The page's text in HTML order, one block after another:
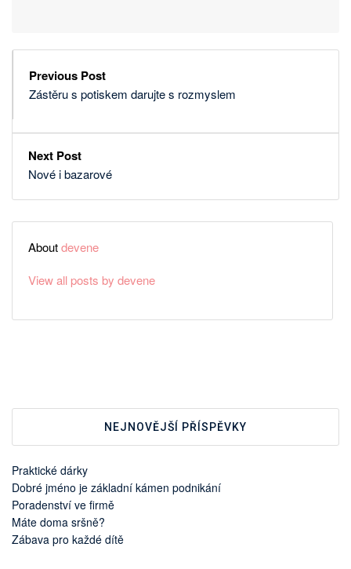
Previous Post
Zástěru s potiskem darujte s rozmyslem
Next Post
Nové i bazarové
Aboutdevene
View all posts by devene
NEJNOVĚJŠÍ PŘÍSPĚVKY
Praktické dárky
Dobré jméno je základní kámen podnikání
Poradenství ve firmě
Máte doma sršně?
Zábava pro každé dítě